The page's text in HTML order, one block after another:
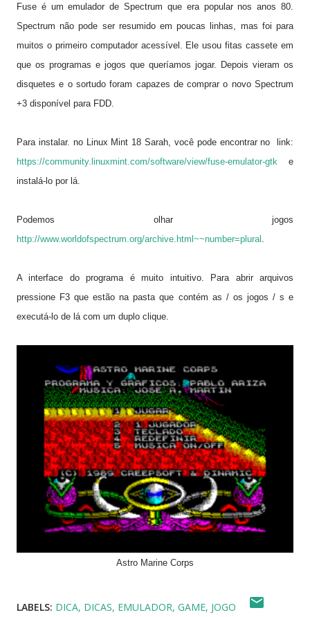
Fuse é um emulador deSpectrum que era popular nos anos 80.
Spectrumnão pode ser resumido em poucas linhas, mas foi para
muitos o primeiro computador acessível. Ele usou fitas cassete em
que os programas e jogos que queríamos jogar. Depois vieram os
disquetes e o sortudo foram capazes de comprar o novo Spectrum
+3 disponível paraFDD.
Para instalar. no Linux Mint 18 Sarah, você podeencontrar no link:
https://community.linuxmint.com/software/view/fuse-emulator-gtk e
instalá-lo por lá.
Podemos olhar jogos
http://www.worldofspectrum.org/archive.html~~number=plural .
A interface do programaé muito intuitivo. Para abrir
arquivos
pressione F3 que estão na pastaque contém as / os jogos / s e
executá-lo de lá com um duplo clique.
Astro Marine Corps
LABELS: DICA DICAS EMULADOR GAME JOGO